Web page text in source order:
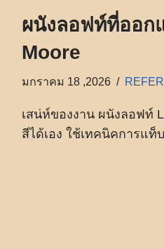
ผนังลอฟท์ที่ออก
Moore
มกราคม 18 ,2026
เสน่ห์ของงาน ผนังลอฟท์
สีได้เอง ใช้เทคนิคการแ